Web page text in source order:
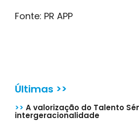
Fonte: PR APP
Últimas >>
>> A valorização do Talento
intergeracionalidade